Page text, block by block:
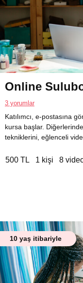
Online
3 yorumlar
Katılımcı, e-postasına
kursa başlar.
tekniklerini, eğlenceli
500 TL 1 kişi 8
10 yaş itibariyle